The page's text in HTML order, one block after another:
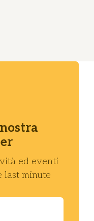
ed eventi
last minute